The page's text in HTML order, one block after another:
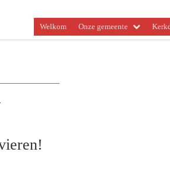
Welkom Onze gemeente